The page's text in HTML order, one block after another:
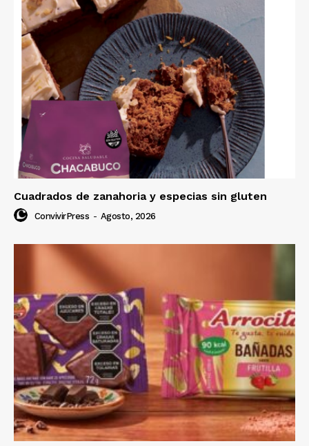
Cuadrados de zanahoria y especias sin gluten
ConvivirPress - Agosto, 2026